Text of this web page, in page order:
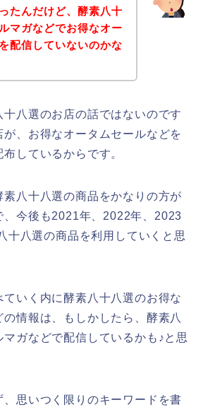
たんだけど、酵素八十
マガなどでお得なオー
配信していないのかな
十八選のお店の話ではないのです
、お得なオータムセールなどを
しているからです。
素八十八選の商品をかなりの方が
、今後も2021年、2022年、2023
十八選の商品を利用していくと思
いく内に酵素八十八選のお得な
情報は、もしかしたら、酵素八
ガなどで配信しているかも♪と思
、思いつく限りのキーワードを書